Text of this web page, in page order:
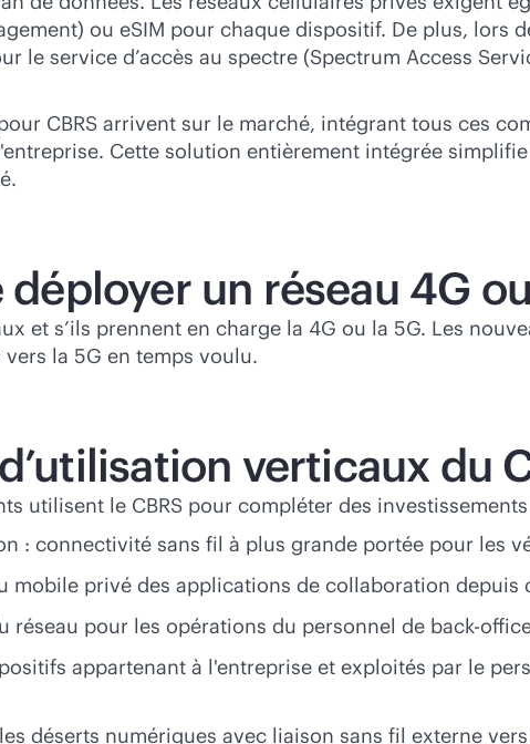
ou eSIM pour chaque dispositif. De plus, lors
le service d’accès au spectre (Spectrum Access
CBRS arrivent sur le marché, intégrant tous ces
Cette solution entièrement intégrée
un réseau 4G
et s’ils prennent en charge la 4G ou la 5G. Les
la 5G en temps voulu.
verticaux du
utilisent le CBRS pour compléter des
: connectivité sans fil à plus grande portée pour les
mobile privé des applications de collaboration depuis
réseau pour les opérations du personnel de back-
appartenant à l'entreprise et exploités par le
déserts numériques avec liaison sans fil externe